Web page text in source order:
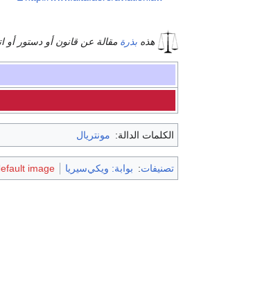
هذه بذرة مقالة عن قانون أو دستور أو
الكلمات الدالة: مونتريال
تصنيفات: بوابة: ويكي‌سيريا image